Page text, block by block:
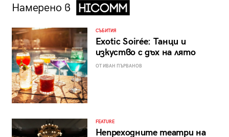
Намерено в
СЪБИТИЯ
Exotic Soirée: Танци и
изкуство с дъх на лято
ОТ ИВАН ПЪРВАНОВ
FEATURE
Непреходните театри на